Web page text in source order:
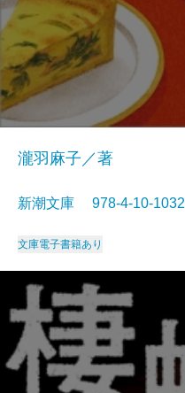
瀧羽麻子／著
新潮文庫 978-4-10-
文庫電子書籍あり